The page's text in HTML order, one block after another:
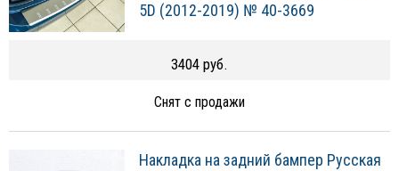
5D (2012-2019) № 40-3669
3404 руб.
Снят с продажи
Накладка на задний бампер Русская